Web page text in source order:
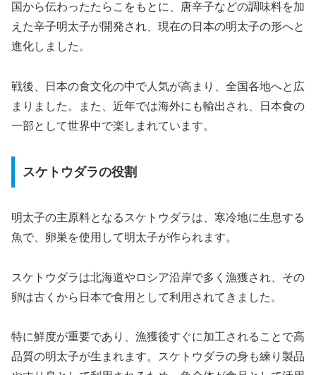
国から伝わったたらこをもとに、唐辛子などの調味料を加
えた辛子明太子が開発され、現在の日本の明太子の形へと
進化しました。
戦後、日本の食文化の中で人気が高まり、全国各地へと広
まりました。また、近年では海外にも輸出され、日本食の
一部として世界中で楽しまれています。
スケトウダラの役割
明太子の主原料となるスケトウダラは、寒冷地に生息する
魚で、卵巣を使用して明太子が作られます。
スケトウダラは北海道やロシア沿岸で多く漁獲され、その
卵は古くから日本で食用として利用されてきました。
特に鮮度が重要であり、漁獲後すぐに加工されることで高
品質の明太子が生まれます。スケトウダラの身も練り製品